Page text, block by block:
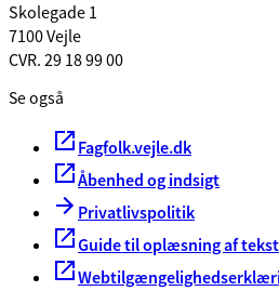
Skolegade 1
7100 Vejle
CVR. 29 18 99 00
Se også
Fagfolk.vejle.dk
Åbenhed og indsigt
Privatlivspolitik
Guide til oplæsning af tekst